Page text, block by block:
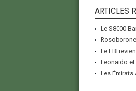
ARTICLES
Le S8000
Le FBI
Leonardo et
Les Émirats